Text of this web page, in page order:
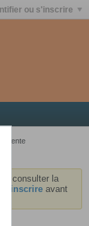
ou s'inscrire
vente
à consulter la
inscrire avant